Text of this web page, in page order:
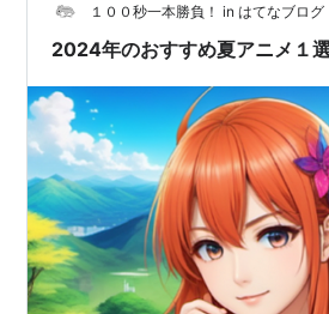
ビーのティーンらしさの演技が刺さ
素晴らしいに尽きます。 リンク 推
１００秒一本勝負！ in はてなブログ
2024年のおすすめ夏アニメ１選